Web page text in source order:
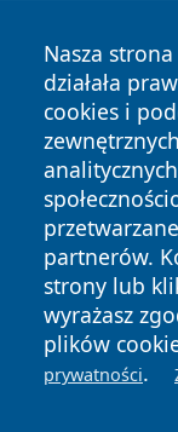
Nasza
działała
cookies i
partnerów.
strony lub
wyrażasz
plików
prywatności.
Copyright © 2026
zastrzeżone.
News Autorzy